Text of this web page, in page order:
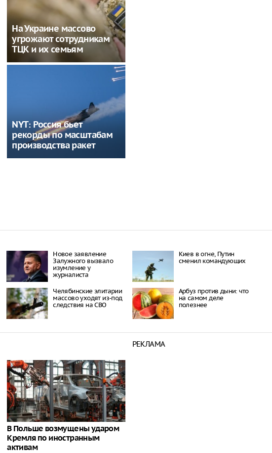
На Украине массово
угрожают сотрудникам
ТЦК и их семьям
NYT: Россия бьет
рекорды по масштабам
производства ракет
Новое заявление
Залужного вызвало
изумление у
журналиста
Киев в огне, Путин
сменил командующих
Челябинские элитарии
массово уходят из-под
следствия на СВО
Арбуз против дыни: что
на самом деле
полезнее
В Польше возмущены ударом
Кремля по иностранным
активам
РЕКЛАМА